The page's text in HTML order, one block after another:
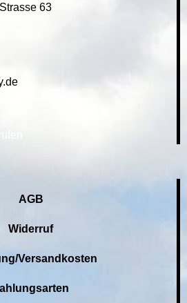
63
AGB
Widerruf
Versandkosten